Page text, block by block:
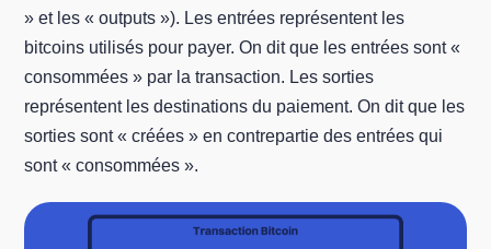
» et les « outputs »). Les entrées représentent les
bitcoins utilisés pour payer. On dit que les entrées sont «
consommées » par la transaction. Les sorties
représentent les destinations du paiement. On dit que les
sorties sont « créées » en contrepartie des entrées qui
sont « consommées ».